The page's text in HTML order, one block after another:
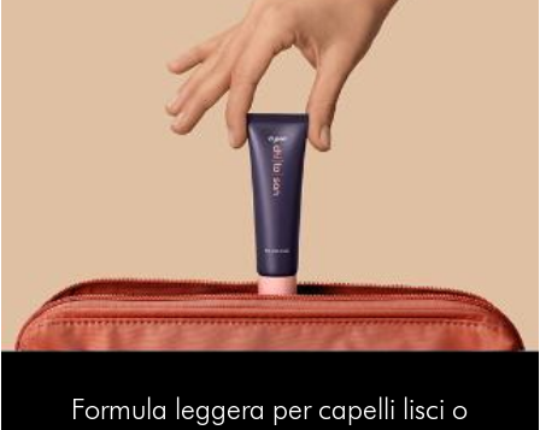
Formula leggera per capelli lisci o